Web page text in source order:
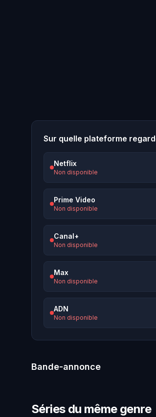
Sur quelle plateforme
Netflix
Non disponible
Prime Video
Non disponible
Canal+
Non disponible
Max
Non disponible
ADN
Non disponible
Bande-annonce
Séries du même genre